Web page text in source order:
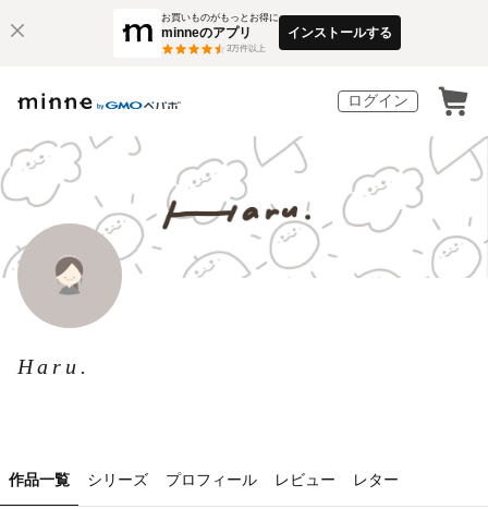
お買いものがもっとお得に
minneのアプリ
3万件以上
インストールする
ログイン
Haru.
作品一覧 シリーズ プロフィール レビュー レター